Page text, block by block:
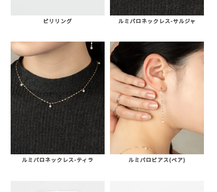
ピリリング ルミパロネックレス-サルジャ
ルミパロネックレス-ティラ ルミパロピアス(ペア)